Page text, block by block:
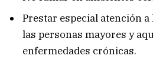
Prestar especial atención
las personas mayores y
enfermedades crónicas.